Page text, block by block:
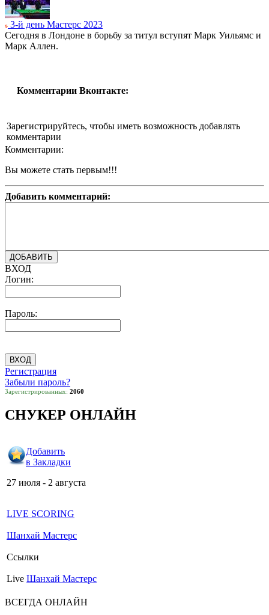
3-й день Мастерс 2023
Сегодня в Лондоне в борьбу за титул вступят Марк Уильямс и
Марк Аллен.
Комментарии Вконтакте:
Зарегистрируйтесь, чтобы иметь возможность добавлять
комментарии
Комментарии:
Вы можете стать первым!!!
Добавить комментарий:
ВХОД
Логин:
Пароль:
Регистрация
Забыли пароль?
Зарегистрированных: 2060
СНУКЕР ОНЛАЙН
Добавить
в Закладки
27 июля - 2 августа
LIVE SCORING
Шанхай Мастерс
Ссылки
Live Шанхай Мастерс
ВСЕГДА ОНЛАЙН